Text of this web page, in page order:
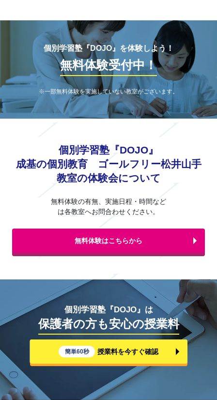
個別学習塾『DOJO』を体験しよう！
無料体験受付中！
※一部無料体験を実施していない教室がございます。
個別学習塾『DOJO』
成基の個別教育 ゴールフリー松井山手
教室の体験会について
無料体験の有無、実施日程・時間など
は各教室へお問合わせください。
無料体験はこちらから
個別学習塾『DOJO』は
保護者の方も安心の授業料
簡単60秒 授業料を今すぐ確認